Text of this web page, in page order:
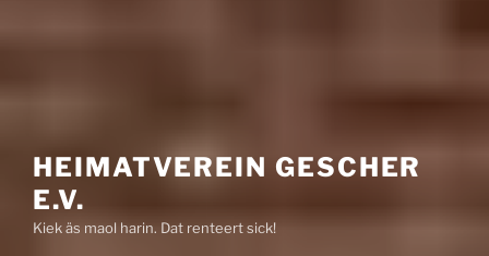
HEIMATVEREIN GESCHER
E.V.
Kiek äs maol harin. Dat renteert sick!